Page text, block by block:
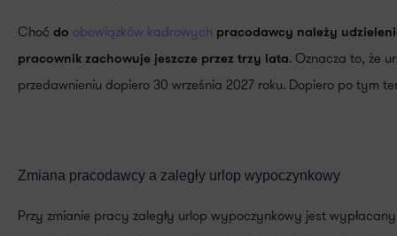
Choć do obowiązków kadrowych pracodawcy należy
pracownik zachowuje jeszcze przez trzy lata. Oznacza to, że
przedawnieniu dopiero 30 września 2027 roku. Dopiero po tym
Zmiana pracodawcy a zaległy urlop wypoczynkowy
Przy zmianie pracy zaległy urlop wypoczynkowy jest